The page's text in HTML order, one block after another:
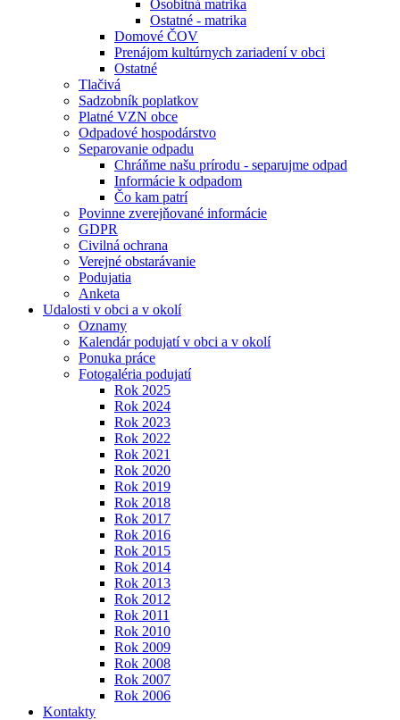
Osobitná matrika
Ostatné - matrika
Domové ČOV
Prenájom kultúrnych zariadení v obci
Ostatné
Tlačivá
Sadzobník poplatkov
Platné VZN obce
Odpadové hospodárstvo
Separovanie odpadu
Chráňme našu prírodu - separujme odpad
Informácie k odpadom
Čo kam patrí
Povinne zverejňované informácie
GDPR
Civilná ochrana
Verejné obstarávanie
Podujatia
Anketa
Udalosti v obci a v okolí
Oznamy
Kalendár podujatí v obci a v okolí
Ponuka práce
Fotogaléria podujatí
Rok 2025
Rok 2024
Rok 2023
Rok 2022
Rok 2021
Rok 2020
Rok 2019
Rok 2018
Rok 2017
Rok 2016
Rok 2015
Rok 2014
Rok 2013
Rok 2012
Rok 2011
Rok 2010
Rok 2009
Rok 2008
Rok 2007
Rok 2006
Kontakty